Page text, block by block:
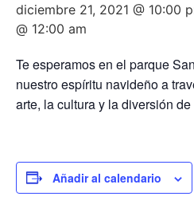
diciembre 21, 2021 @ 10:00
@ 12:00 am
Te esperamos en el parque
nuestro espíritu navideño a
arte, la cultura y la diversión
Añadir al calendario